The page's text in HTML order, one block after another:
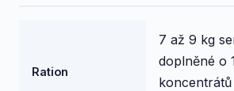
Ration
7 až 9 kg
doplněné o